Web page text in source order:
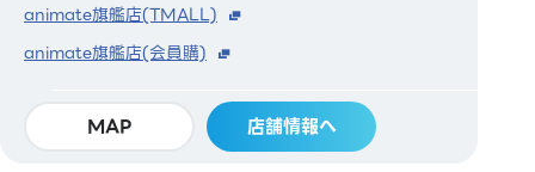
animate旗艦店(TMALL)
animate旗艦店(会員購)
MAP 店舗情報へ